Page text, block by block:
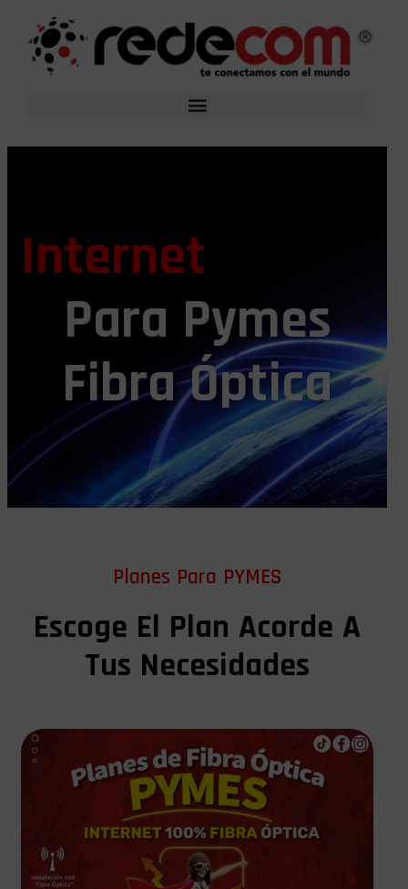
Internet
Para Pymes
Fibra Óptica
Planes Para PYMES
Escoge El Plan Acorde A
Tus Necesidades